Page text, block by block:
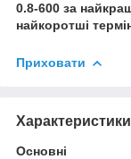
0.8-600 за
найкоротші
Приховати
Характеристики
Основні